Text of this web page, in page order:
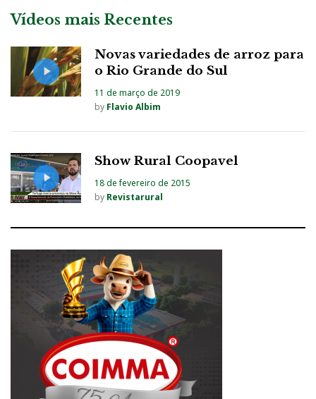
Vídeos mais Recentes
Novas variedades de arroz para
o Rio Grande do Sul
11 de março de 2019
by Flavio Albim
Show Rural Coopavel
18 de fevereiro de 2015
by Revistarural